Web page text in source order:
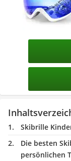
Skibrille
Die besten
persönlichen